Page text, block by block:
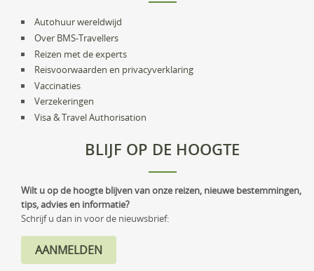
Autohuur wereldwijd
Over BMS-Travellers
Reizen met de experts
Reisvoorwaarden en privacyverklaring
Vaccinaties
Verzekeringen
Visa & Travel Authorisation
BLIJF OP DE HOOGTE
Wilt u op de hoogte blijven van onze reizen, nieuwe bestemmingen,
tips, advies en informatie?
Schrijf u dan in voor de nieuwsbrief: